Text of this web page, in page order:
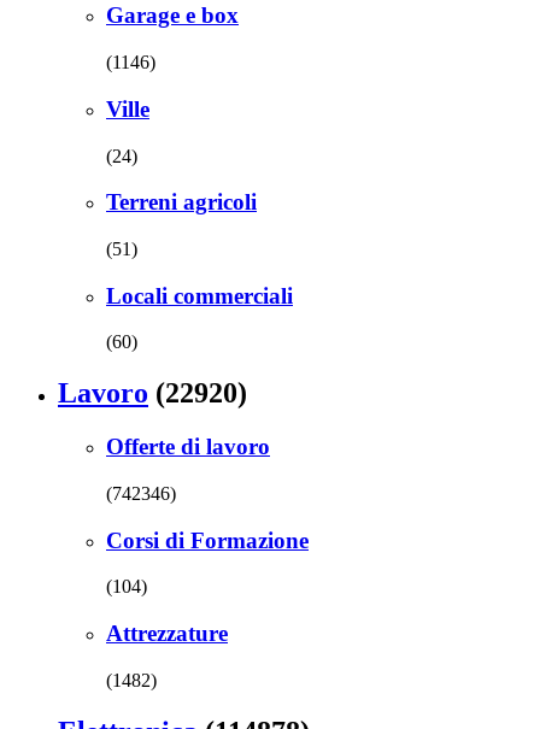
Garage e box
(1146)
Ville
(24)
Terreni agricoli
(51)
Locali commerciali
(60)
Lavoro (22920)
Offerte di lavoro
(742346)
Corsi di Formazione
(104)
Attrezzature
(1482)